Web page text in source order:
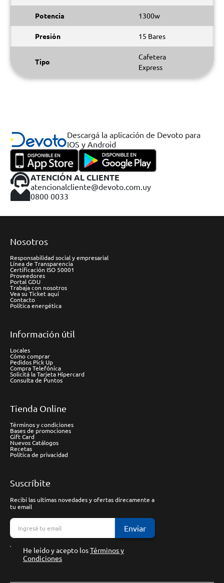
Potencia 1300w
Presión 15 Bares
Tipo
Cafetera
Express
Descargá la aplicación de Devoto para
IOS y Android
ATENCIÓN AL CLIENTE
atencionalcliente@devoto.com.uy
0800 0033
Nosotros
Responsabilidad social y empresarial
Línea de Transparencia
Certificación ISO 50001
Proveedores
Portal GDU
Trabaja con nosotros
Vea su Ticket aquí
Contacto
Política energética
Información útil
Locales
Cómo comprar
Pedidos Pick Up
Compra Telefónica
Solicitá la Tarjeta Hipercard
Consulta de Puntos
Tienda Online
Términos y condiciones
Bases de promociones
Gift Card
Nuevos Catálogos
Recetas
Política de privacidad
Suscríbite
Recibí las ultimas novedades y ofertas direcamente a
tu email
Enviar
He leído y acepto losTérminos y
Condiciones